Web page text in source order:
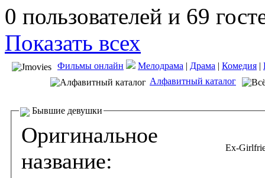
0 пользователей и 69
Показать всех
Фильмы онлайн Мелодрама | Драма | Комедия |
Алфавитный каталог
Бывшие девушки
Оригинальное
название:
Ex-